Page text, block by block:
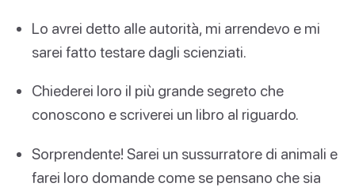
Lo avrei detto alle autorità, mi arrendevo e mi
sarei fatto testare dagli scienziati.
Chiederei loro il più grande segreto che
conoscono e scriverei un libro al riguardo.
Sorprendente! Sarei un sussurratore di animali e
farei loro domande come se pensano che sia